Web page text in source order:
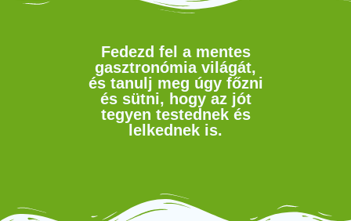
Fedezd fel a mentes
gasztronómia világát,
és tanulj meg úgy főzni
és sütni, hogy az jót
tegyen testednek és
lelkednek is.